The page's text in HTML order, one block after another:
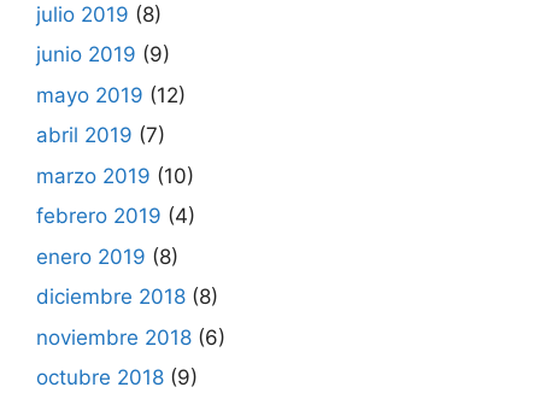
julio 2019 (8)
junio 2019 (9)
mayo 2019 (12)
abril 2019 (7)
marzo 2019 (10)
febrero 2019 (4)
enero 2019 (8)
diciembre 2018 (8)
noviembre 2018 (6)
octubre 2018 (9)